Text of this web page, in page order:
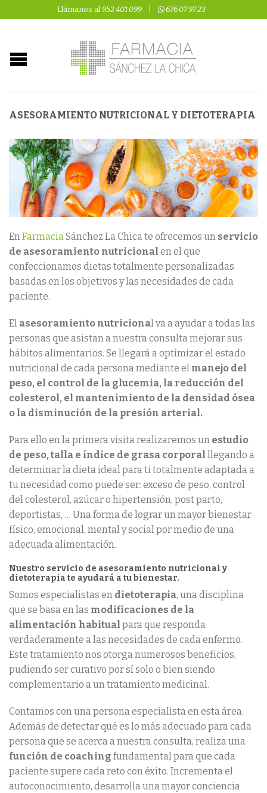
Llámanos al 952 401 099 676 07 97 23
ASESORAMIENTO NUTRICIONAL Y DIETOTERAPIA
EnFarmaciaSánchez La Chica te ofrecemos un servicio
de asesoramiento nutricional en el que
confeccionamos dietas totalmente personalizadas
basadas en los objetivos y las necesidades de cada
paciente.
El asesoramiento nutricional va a ayudar a todas las
personas que asistan a nuestra consulta mejorar sus
hábitos alimentarios. Se llegará a optimizar el estado
nutricional de cada persona mediante el manejo del
peso, el control de la glucemia, la reducción del
colesterol, el mantenimiento de la densidad ósea
o la disminución de la presión arterial.
Para ello en la primera visita realizaremos un estudio
de peso, talla e índice de grasa corporal llegando a
determinar la dieta ideal para ti totalmente adaptada a
tu necesidad como puede ser: exceso de peso, control
del colesterol, azúcar o hipertensión, post parto,
deportistas, … Una forma de lograr un mayor bienestar
físico, emocional, mental y social por medio de una
adecuada alimentación.
Nuestro servicio de asesoramiento nutricional y
dietoterapia te ayudará a tu bienestar.
Somos especialistas en dietoterapia, una disciplina
que se basa en las modificaciones de la
alimentación habitual para que responda
verdaderamente a las necesidades de cada enfermo.
Este tratamiento nos otorga numerosos beneficios,
pudiendo ser curativo por sí solo o bien siendo
complementario a un tratamiento medicinal.
Contamos con una persona especialista en esta área.
Además de detectar qué es lo más adecuado para cada
persona que se acerca a nuestra consulta, realiza una
función de coaching fundamental para que cada
paciente supere cada reto con éxito. Incrementa el
autoconocimiento, desarrolla una mayor conciencia